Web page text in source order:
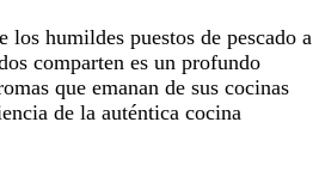
humildes puestos de pescado a
comparten es un profundo
que emanan de sus cocinas
de la auténtica cocina